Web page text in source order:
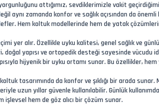
attığımız, sevdiklerimizle vakit
aynı zamanda konfor ve sağlık açısından da
Hem koltuk modellerinde hem de yatak
yer alır. Özellikle uyku kalitesi, genel sağlık ve
doğal yapısı ve ortopedik desteği sayesinde vücudu
hijyenik bir uyku ortamı sunar. Bu özellikler,
tasarımında da konfor ve şıklığı bir arada
uzun yıllar güvenle kullanılabilir. Günlük
hem de göz alıcı bir çözüm sunar.